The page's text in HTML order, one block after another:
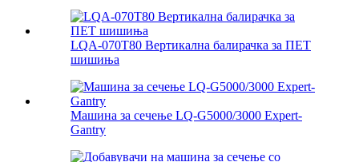
LQA-070T80 Вертикална балирачка за ПЕТ
шишиња
Машина за сечење LQ-G5000/3000 Expert-
Gantry